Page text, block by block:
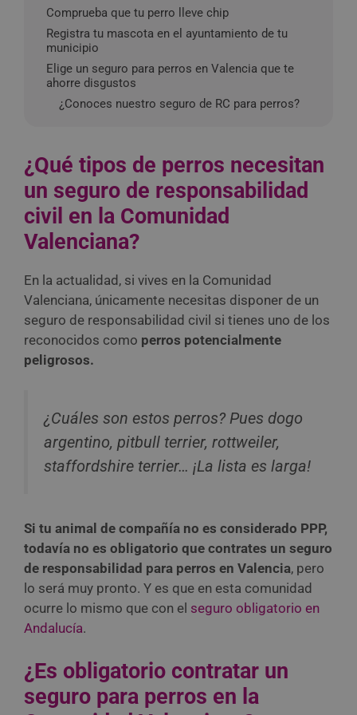
Comprueba que tu perro lleve chip
Registra tu mascota en el ayuntamiento de tu
municipio
Elige un seguro para perros en Valencia que te
ahorre disgustos
¿Conoces nuestro seguro de RC para perros?
¿Qué tipos de perros necesitan
un seguro de responsabilidad
civil en la Comunidad
Valenciana?
En la actualidad, si vives en la Comunidad
Valenciana, únicamente necesitas disponer de un
seguro de responsabilidad civil si tienes uno de los
reconocidos como perros potencialmente
peligrosos.
¿Cuáles son estos perros? Pues dogo
argentino, pitbull terrier, rottweiler,
staffordshire terrier… ¡La lista es larga!
Si tu animal de compañía no es considerado PPP,
todavía no es obligatorio que contrates un seguro
de responsabilidad para perros en Valencia, pero
lo será muy pronto. Y es que en esta comunidad
ocurre lo mismo que con el seguro obligatorio en
Andalucía.
¿Es obligatorio contratar un
seguro para perros en la